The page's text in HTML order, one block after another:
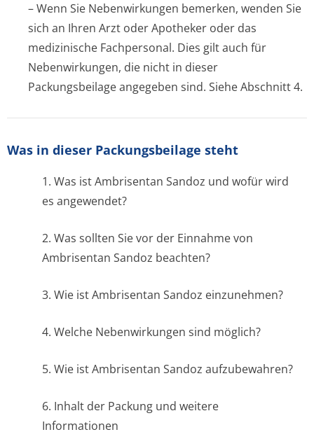
– Wenn Sie Nebenwirkungen bemerken, wenden Sie
sich an Ihren Arzt oder Apotheker oder das
medizinische Fachpersonal. Dies gilt auch für
Nebenwirkungen, die nicht in dieser
Packungsbeilage angegeben sind. Siehe Abschnitt 4.
Was in dieser Packungsbeilage steht
1. Was ist Ambrisentan Sandoz und wofür wird
es angewendet?
2. Was sollten Sie vor der Einnahme von
Ambrisentan Sandoz beachten?
3. Wie ist Ambrisentan Sandoz einzunehmen?
4. Welche Nebenwirkungen sind möglich?
5. Wie ist Ambrisentan Sandoz aufzubewahren?
6. Inhalt der Packung und weitere
Informationen